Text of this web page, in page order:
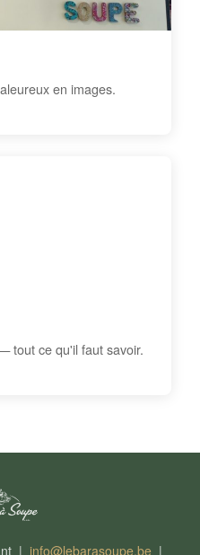
en images.
tout ce qu'il faut savoir.
| info@lebarasoupe.be|